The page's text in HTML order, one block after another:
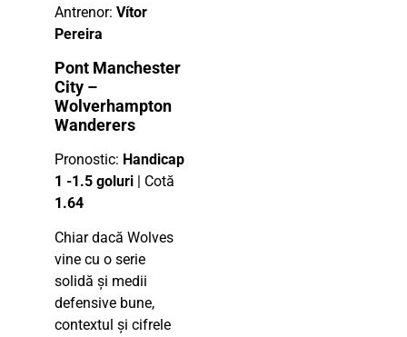
Antrenor: Vítor
Pereira
Pont Manchester
City –
Wolverhampton
Wanderers
Pronostic: Handicap
1 -1.5 goluri | Cotă
1.64
Chiar dacă Wolves
vine cu o serie
solidă și medii
defensive bune,
contextul și cifrele